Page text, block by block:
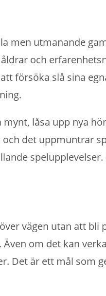
men utmanande
och
försöka slå sina
låsa upp nya
det uppmuntrar
vägen utan att
om det kan
Det är ett mål som